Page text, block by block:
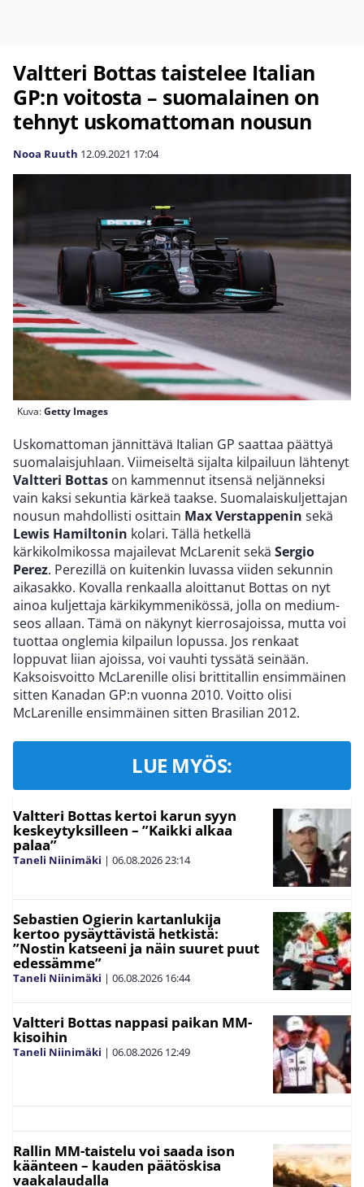
Valtteri Bottas taistelee Italian
GP:n voitosta – suomalainen on
tehnyt uskomattoman nousun
Nooa Ruuth 12.09.2021 17:04
Kuva:Getty Images
Uskomattoman jännittävä Italian GP saattaa päättyä
suomalaisjuhlaan. Viimeiseltä sijalta kilpailuun lähtenyt
Valtteri Bottas on kammennut itsensä neljänneksi
vain kaksi sekuntia kärkeä taakse. Suomalaiskuljettajan
nousun mahdollisti osittain Max Verstappenin sekä
Lewis Hamiltonin kolari. Tällä hetkellä
kärkikolmikossa majailevat McLarenit sekä Sergio
Perez. Perezillä on kuitenkin luvassa viiden sekunnin
aikasakko. Kovalla renkaalla aloittanut Bottas on nyt
ainoa kuljettaja kärkikymmenikössä, jolla on medium-
seos allaan. Tämä on näkynyt kierrosajoissa, mutta voi
tuottaa onglemia kilpailun lopussa. Jos renkaat
loppuvat liian ajoissa, voi vauhti tyssätä seinään.
Kaksoisvoitto McLarenille olisi brittitallin ensimmäinen
sitten Kanadan GP:n vuonna 2010. Voitto olisi
McLarenille ensimmäinen sitten Brasilian 2012.
LUE MYÖS:
Valtteri Bottas kertoi karun syyn
keskeytyksilleen – ”Kaikki alkaa
palaa”
Taneli Niinimäki | 06.08.202623:14
Sebastien Ogierin kartanlukija
kertoo pysäyttävistä hetkistä:
”Nostin katseeni ja näin suuret puut
edessämme”
Taneli Niinimäki | 06.08.2026 16:44
Valtteri Bottas nappasi paikan MM-
kisoihin
Taneli Niinimäki | 06.08.2026 12:49
Rallin MM-taistelu voi saada ison
käänteen – kauden päätöskisa
vaakalaudalla